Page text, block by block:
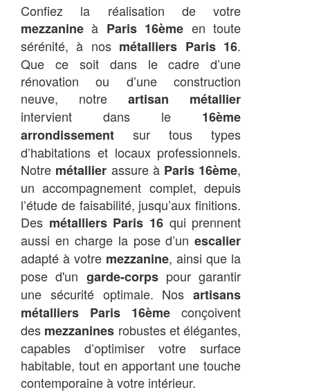
Confiez la réalisation de votre
mezzanine à Paris 16ème en toute
sérénité, à nos métalliers Paris 16.
Que ce soit dans le cadre d’une
rénovation ou d’une construction
neuve, notreartisan métallier
intervient dans le 16ème
arrondissement sur tous types
d’habitations et locaux professionnels.
Notre métallier assure à Paris 16ème,
un accompagnement complet, depuis
l’étude de faisabilité, jusqu’aux finitions.
Des métalliers Paris 16 qui prennent
aussi en charge la pose d’unescalier
adapté à votre mezzanine, ainsi que la
pose d'un garde-corpspour garantir
une sécurité optimale. Nosartisans
métalliers Paris 16ème conçoivent
des mezzanines robustes et élégantes,
capables d’optimiser votre surface
habitable, tout en apportant une touche
contemporaine à votre intérieur.